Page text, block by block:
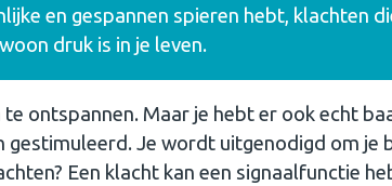
en gespannen spieren hebt, klachten
druk is in je leven.
ontspannen. Maar je hebt er ook echt
gestimuleerd. Je wordt uitgenodigd om je
Een klacht kan een signaalfunctie